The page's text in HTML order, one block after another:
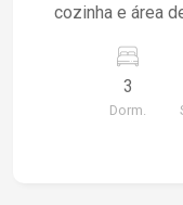
cozinha e área
3
Dorm.